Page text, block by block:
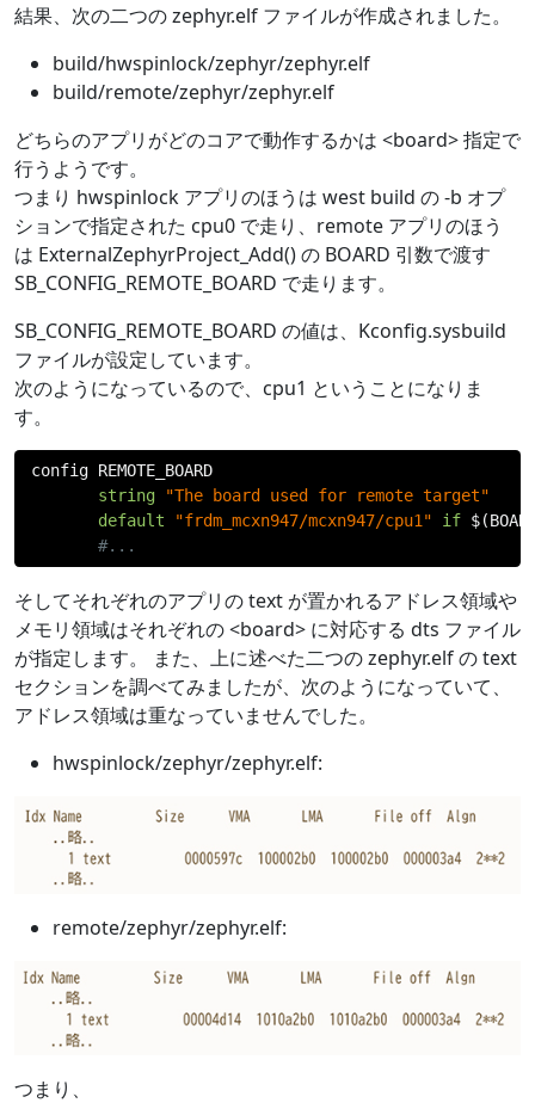
結果、次の二つの zephyr.elf ファイルが作成されました。
build/hwspinlock/zephyr/zephyr.elf
build/remote/zephyr/zephyr.elf
どちらのアプリがどのコアで動作するかは <board> 指定で
行うようです。
つまり hwspinlock アプリのほうは west build の -b オプ
ションで指定された cpu0 で走り、remote アプリのほう
は ExternalZephyrProject_Add() の BOARD 引数で渡す
SB_CONFIG_REMOTE_BOARD で走ります。
SB_CONFIG_REMOTE_BOARD の値は、Kconfig.sysbuild
ファイルが設定しています。
次のようになっているので、cpu1 ということになりま
す。
config REMOTE_BOARD
string
"The board used for remote target"
default
"frdm_mcxn947/mcxn947/cpu1" if $(
#...
そしてそれぞれのアプリの text が置かれるアドレス領域や
メモリ領域はそれぞれの <board> に対応する dts ファイル
が指定します。 また、上に述べた二つの zephyr.elf の text
セクションを調べてみましたが、次のようになっていて、
アドレス領域は重なっていませんでした。
hwspinlock/zephyr/zephyr.elf:
remote/zephyr/zephyr.elf:
つまり、